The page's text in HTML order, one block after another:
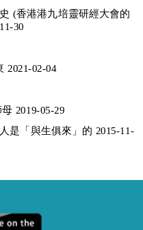
(香港港九培靈研經大會的
30
2021-02-04
2019-05-29
是「與生俱來」的 2015-11-